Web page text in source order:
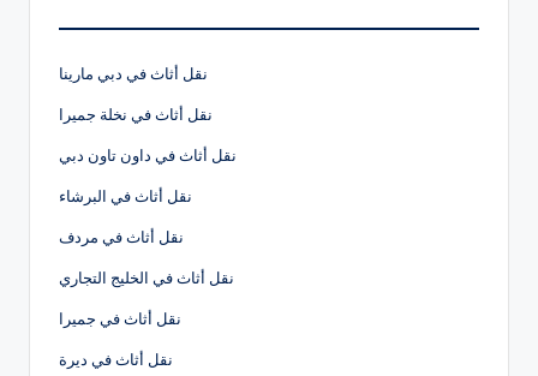
نقل أثاث في دبي مارينا
نقل أثاث في نخلة جميرا
نقل أثاث في داون تاون دبي
نقل أثاث في البرشاء
نقل أثاث في مردف
نقل أثاث في الخليج التجاري
نقل أثاث في جميرا
نقل أثاث في ديرة